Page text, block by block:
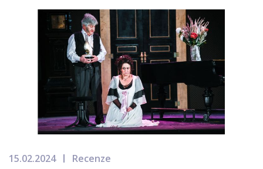
15.02.2024 Recenze